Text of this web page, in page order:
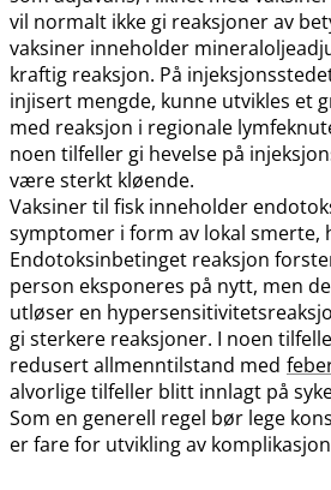
vil normalt ikke gi reaksjoner av
vaksiner inneholder
kraftig reaksjon. På
injisert mengde, kunne utvikles et
med reaksjon i regionale
noen tilfeller gi hevelse på
være sterkt kløende.
Vaksiner til fisk inneholder
symptomer i form av lokal smerte,
Endotoksinbetinget reaksjon
person eksponeres på nytt, men
utløser en
gi sterkere reaksjoner. I noen
redusert allmenntilstand med
alvorlige tilfeller blitt innlagt på
Som en generell regel bør lege
er fare for utvikling av